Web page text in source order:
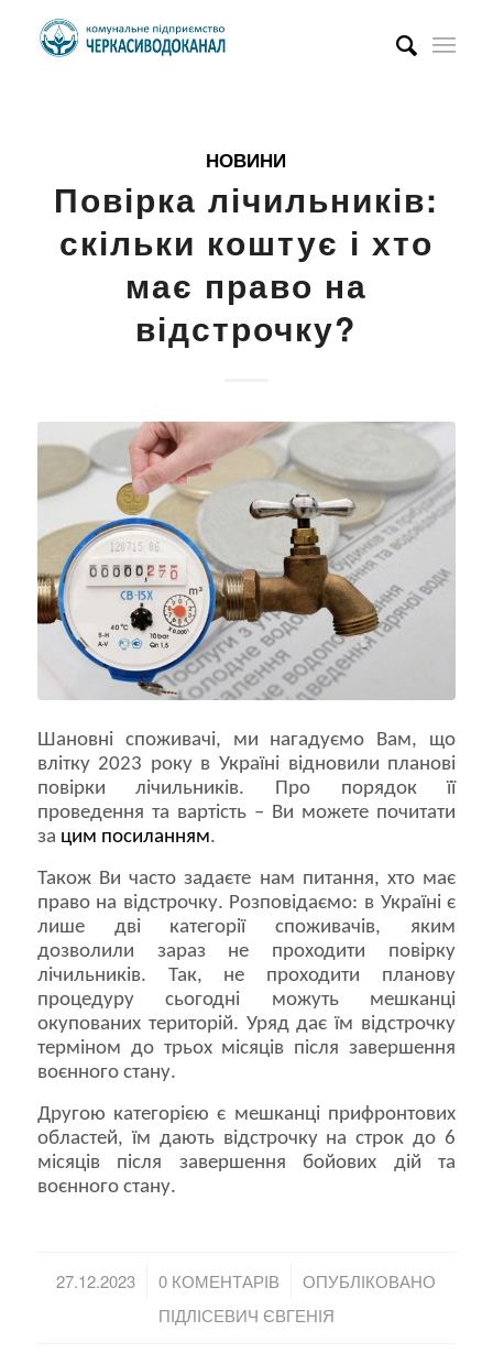
НОВИНИ
Повірка лічильників:
скільки коштує і хто
має право на
відстрочку?
Шановні споживачі, ми нагадуємо Вам, що
влітку 2023 року в Україні відновили планові
повірки лічильників. Про порядок її
проведення та вартість – Ви можете почитати
за цим посиланням.
Також Ви часто задаєте нам питання, хто має
право на відстрочку. Розповідаємо: в Україні є
лише дві категорії споживачів, яким
дозволили зараз не проходити повірку
лічильників. Так, не проходити планову
процедуру сьогодні можуть мешканці
окупованих територій. Уряд дає їм відстрочку
терміном до трьох місяців після завершення
воєнного стану.
Другою категорією є мешканці прифронтових
областей, їм дають відстрочку на строк до 6
місяців після завершення бойових дій та
воєнного стану.
27.12.2023
/ 0 КОМЕНТАРІВ
/
ОПУБЛІКОВАНО
ПІДЛІСЕВИЧ ЄВГЕНІЯ